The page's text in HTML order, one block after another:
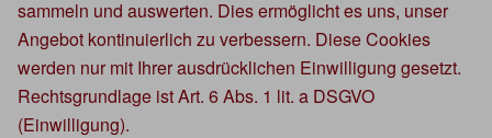
sammeln und auswerten. Dies ermöglicht es uns, unser
Angebot kontinuierlich zu verbessern. Diese Cookies
werden nur mit Ihrer ausdrücklichen Einwilligung gesetzt.
Rechtsgrundlage ist Art. 6 Abs. 1 lit. a DSGVO
(Einwilligung).